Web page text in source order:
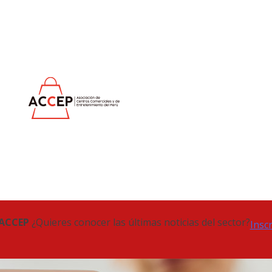
¿Quieres conocer las últimas noticias del sector?